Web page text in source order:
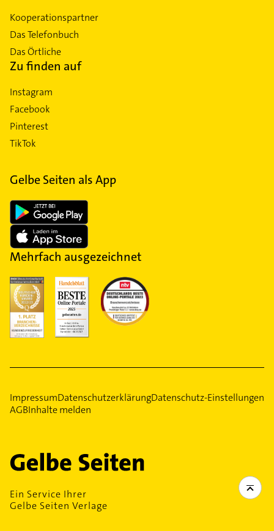
Kooperationspartner
Das Telefonbuch
Das Örtliche
Zu finden auf
Instagram
Facebook
Pinterest
TikTok
Gelbe Seiten als App
Mehrfach ausgezeichnet
ImpressumDatenschutzerklärungDatenschutz-Einstellungen
AGBInhalte melden
Ein Service Ihrer
Gelbe Seiten Verlage